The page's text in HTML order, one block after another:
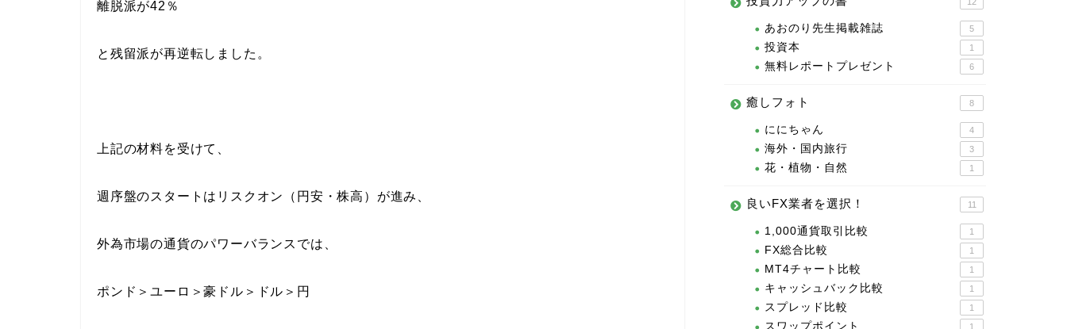
離脱派が42％
と残留派が再逆転しました。
上記の材料を受けて、
週序盤のスタートはリスクオン（円安・株高）が進み、
外為市場の通貨のパワーバランスでは、
ポンド＞ユーロ＞豪ドル＞ドル＞円
あおのり先生掲載雑誌 5
投資本 1
無料レポートプレゼント 6
癒しフォト 8
ににちゃん 4
海外・国内旅行 3
花・植物・自然 1
良いFX業者を選択！ 11
1,000通貨取引比較 1
FX総合比較 1
MT4チャート比較 1
キャッシュバック比較 1
スプレッド比較 1
スワップポイント 1